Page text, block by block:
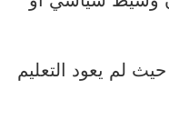
لم يعود التعليم